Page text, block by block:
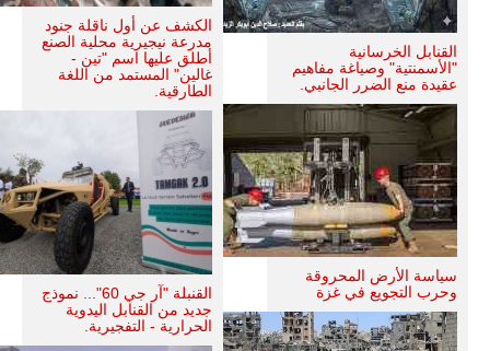
القنابل الخرسانية
"الأسمنتية" وصياغة مفاهيم
عقيدة منع الضرر الجانبي.
سياسة الأرض المحروقة
وحرب التجويع في غزة
الكشف عن أول ناقلة جنود
مدرعة نيجيرية محلية الصنع
أطلق عليها اسم "تين -
غالين" المستمد من اللغة
الطارقية.
القنبلة "آر جي 60"... نموذج
جديد من القنابل اليدوية
الحرارية - التفجيرية.